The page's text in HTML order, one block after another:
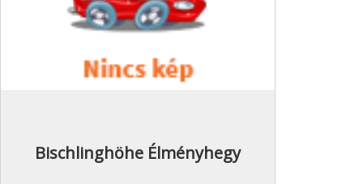
Bischlinghöhe Élményhegy